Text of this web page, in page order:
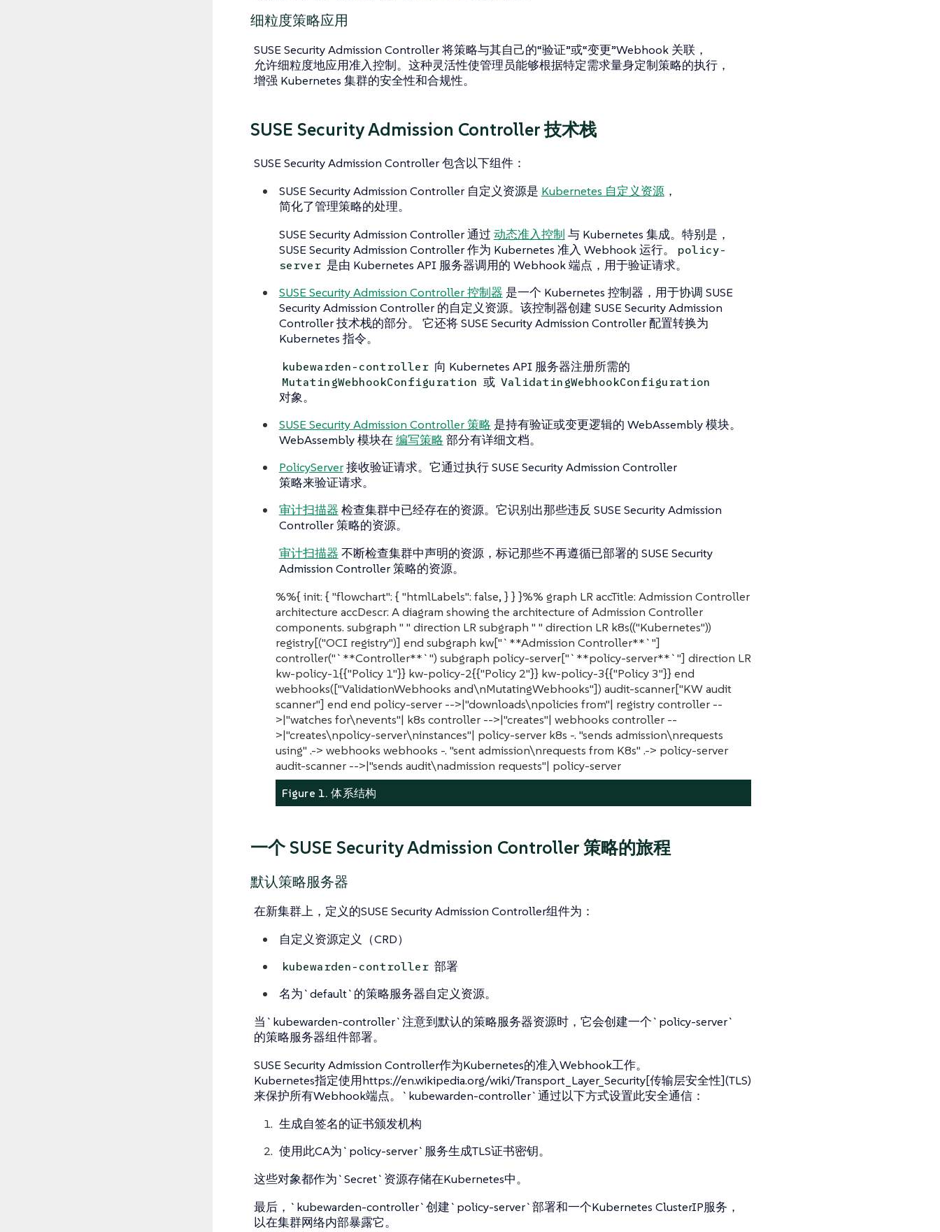
细粒度策略应用
SUSE Security Admission Controller 将策略与其自己的“验证”或“变更”Webhook 关联，
允许细粒度地应用准入控制。这种灵活性使管理员能够根据特定需求量身定制策略的执行，
增强 Kubernetes 集群的安全性和合规性。
SUSE Security Admission Controller 技术栈
SUSE Security Admission Controller 包含以下组件：
SUSE Security Admission Controller 自定义资源是 Kubernetes 自定义资源，
简化了管理策略的处理。
SUSE Security Admission Controller 通过 动态准入控制 与 Kubernetes 集成。特别是，
SUSE Security Admission Controller 作为 Kubernetes 准入 Webhook 运行。
policy-
server 是由 Kubernetes API 服务器调用的 Webhook 端点，用于验证请求。
SUSE Security Admission Controller 控制器 是一个 Kubernetes 控制器，用于协调 SUSE
Security Admission Controller 的自定义资源。该控制器创建 SUSE Security Admission
Controller 技术栈的部分。 它还将 SUSE Security Admission Controller 配置转换为
Kubernetes 指令。
kubewarden-controller 向 Kubernetes API 服务器注册所需的
MutatingWebhookConfiguration 或 ValidatingWebhookConfiguration
对象。
SUSE Security Admission Controller 策略 是持有验证或变更逻辑的 WebAssembly 模块。
WebAssembly 模块在 编写策略 部分有详细文档。
PolicyServer接收验证请求。它通过执行 SUSE Security Admission Controller
策略来验证请求。
审计扫描器 检查集群中已经存在的资源。它识别出那些违反 SUSE Security Admission
Controller 策略的资源。
审计扫描器 不断检查集群中声明的资源，标记那些不再遵循已部署的 SUSE Security
Admission Controller 策略的资源。
%%{ init: { "flowchart": { "htmlLabels": false, } } }%% graph LR accTitle: Admission Controller
architecture accDescr: A diagram showing the architecture of Admission Controller
components. subgraph " " direction LR subgraph " " direction LR k8s(("Kubernetes"))
registry[("OCI registry")] end subgraph kw["`**Admission Controller**`"]
controller("`**Controller**`") subgraph policy-server["`**policy-server**`"] direction LR
kw-policy-1{{"Policy 1"}} kw-policy-2{{"Policy 2"}} kw-policy-3{{"Policy 3"}} end
webhooks(["ValidationWebhooks and\nMutatingWebhooks"]) audit-scanner["KW audit
scanner"] end end policy-server -->|"downloads\npolicies from"| registry controller --
>|"watches for\nevents"| k8s controller -->|"creates"| webhooks controller --
>|"creates\npolicy-server\ninstances"| policy-server k8s -. "sends admission\nrequests
using" .-> webhooks webhooks -. "sent admission\nrequests from K8s" .-> policy-server
audit-scanner -->|"sends audit\nadmission requests"| policy-server
Figure 1. 体系结构
一个 SUSE Security Admission Controller 策略的旅程
默认策略服务器
在新集群上，定义的SUSE Security Admission Controller组件为：
自定义资源定义（CRD）
kubewarden-controller 部署
名为`default`的策略服务器自定义资源。
当`kubewarden-controller`注意到默认的策略服务器资源时，它会创建一个`policy-server`
的策略服务器组件部署。
SUSE Security Admission Controller作为Kubernetes的准入Webhook工作。
Kubernetes指定使用https://en.wikipedia.org/wiki/Transport_Layer_Security[传输层安全性](TLS)
来保护所有Webhook端点。`kubewarden-controller`通过以下方式设置此安全通信：
生成自签名的证书颁发机构
使用此CA为`policy-server`服务生成TLS证书密钥。
这些对象都作为`Secret`资源存储在Kubernetes中。
最后，`kubewarden-controller`创建`policy-server`部署和一个Kubernetes ClusterIP服务，
以在集群网络内部暴露它。